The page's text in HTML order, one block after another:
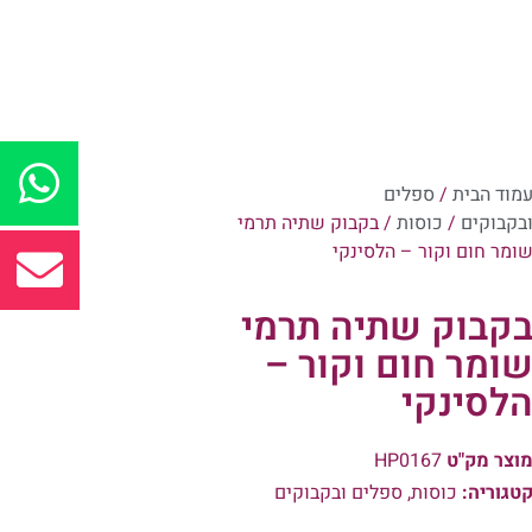
עמוד הבית / ספלים
ובקבוקים / כוסות / בקבוק שתיה תרמי
שומר חום וקור – הלסינקי
בקבוק שתיה תרמי
שומר חום וקור –
הלסינקי
מוצר מק"טHP0167
קטגוריה: כוסות,ספלים ובקבוקים